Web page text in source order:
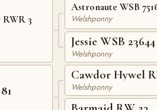
3
Astronaute WSB
Welshponny
Jessie WSB 23644
Welshponny
Cawdor Hywel
Welshponny